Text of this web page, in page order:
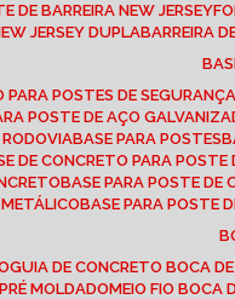
DE BARREIRA NEW JERSEY
JERSEY DUPLA BARREIRA
PARA POSTES DE
POSTE DE AÇO
RODOVIA BASE PARA POSTES
DE CONCRETO PARA
BASE PARA POSTE DE
METÁLICO BASE PARA POSTE
GUIA DE CONCRETO BOCA
PRÉ MOLDADO MEIO FIO BOCA